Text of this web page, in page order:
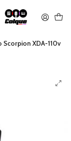
bancaria
no es
de envío.
Scorpion XDA-110v